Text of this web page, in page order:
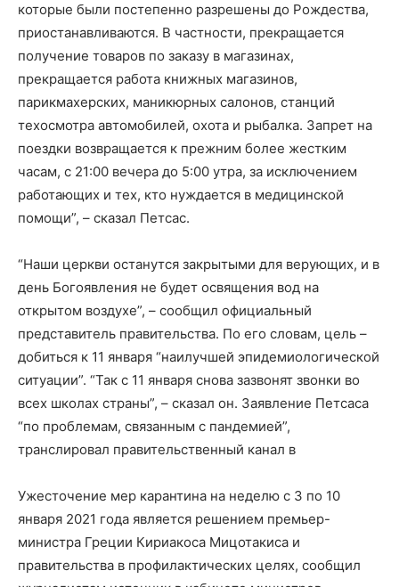
которые были постепенно разрешены до Рождества,
приостанавливаются. В частности, прекращается
получение товаров по заказу в магазинах,
прекращается работа книжных магазинов,
парикмахерских, маникюрных салонов, станций
техосмотра автомобилей, охота и рыбалка. Запрет на
поездки возвращается к прежним более жестким
часам, с 21:00 вечера до 5:00 утра, за исключением
работающих и тех, кто нуждается в медицинской
помощи”, – сказал Петсас.
“Наши церкви останутся закрытыми для верующих, и в
день Богоявления не будет освящения вод на
открытом воздухе”, – сообщил официальный
представитель правительства. По его словам, цель –
добиться к 11 января “наилучшей эпидемиологической
ситуации”. “Так с 11 января снова зазвонят звонки во
всех школах страны”, – сказал он. Заявление Петсаса
“по проблемам, связанным с пандемией”,
транслировал правительственный канал в
Ужесточение мер карантина на неделю с 3 по 10
января 2021 года является решением премьер-
министра Греции Кириакоса Мицотакиса и
правительства в профилактических целях, сообщил